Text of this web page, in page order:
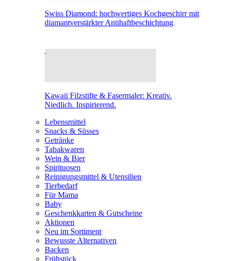
Swiss Diamond: hochwertiges Kochgeschirr mit
diamantverstärkter Antihaftbeschichtung
Kawaii Filzstifte & Fasermaler: Kreativ.
Niedlich. Inspirierend.
Lebensmittel
Snacks & Süsses
Getränke
Tabakwaren
Wein & Bier
Spirituosen
Reinigungsmittel & Utensilien
Tierbedarf
Für Mama
Baby
Geschenkkarten & Gutscheine
Aktionen
Neu im Sortiment
Bewusste Alternativen
Backen
Frühstück